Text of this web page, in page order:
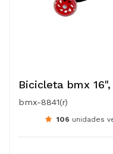
Bicicleta bmx
bmx-8841(r)
106 unidades